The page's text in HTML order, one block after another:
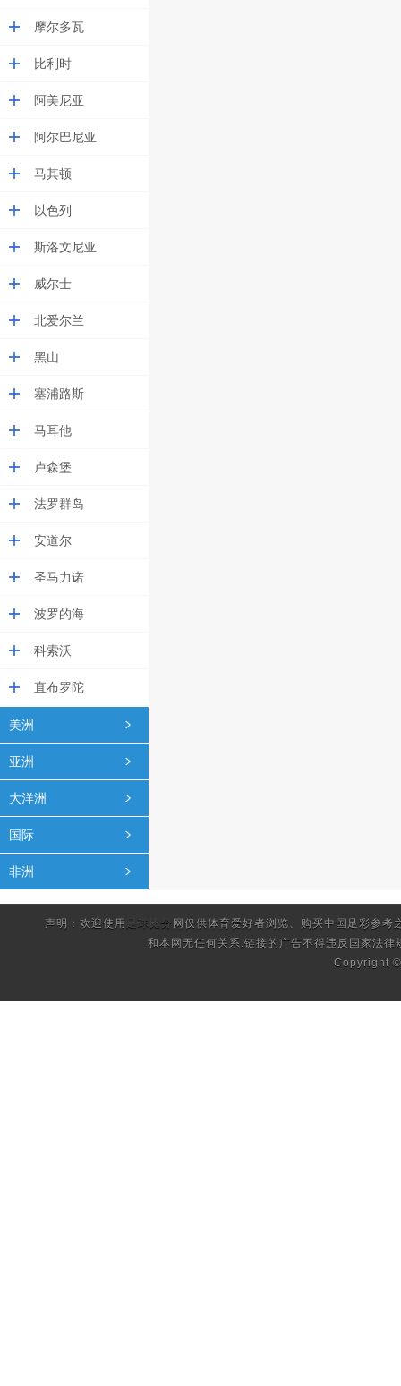
摩尔多瓦
比利时
阿美尼亚
阿尔巴尼亚
马其顿
以色列
斯洛文尼亚
威尔士
北爱尔兰
黑山
塞浦路斯
马耳他
卢森堡
法罗群岛
安道尔
圣马力诺
波罗的海
科索沃
直布罗陀
美洲
亚洲
大洋洲
国际
非洲
声明：欢迎使用 足球比分 网仅供体育爱好者浏览、购买中国足彩参
和本网无任何关系.链接的广告不得违反国家法律
Copyright